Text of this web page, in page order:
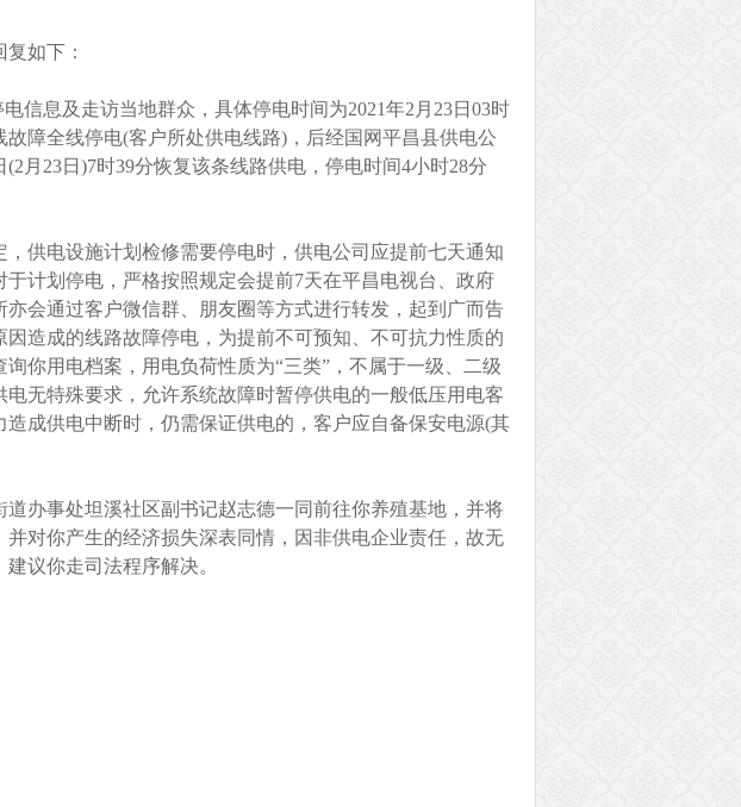
如下：
信息及走访当地群众，具体停电时间为2021年2月23日03时
障全线停电(客户所处供电线路)，后经国网平昌县供电公
月23日)7时39分恢复该条线路供电，停电时间4小时28分
供电设施计划检修需要停电时，供电公司应提前七天通知
计划停电，严格按照规定会提前7天在平昌电视台、政府
会通过客户微信群、朋友圈等方式进行转发，起到广而告
造成的线路故障停电，为提前不可预知、不可抗力性质的
你用电档案，用电负荷性质为“三类”，不属于一级、二级
无特殊要求，允许系统故障时暂停供电的一般低压用电客
成供电中断时，仍需保证供电的，客户应自备保安电源(其
办事处坦溪社区副书记赵志德一同前往你养殖基地，并将
并对你产生的经济损失深表同情，因非供电企业责任，故无
议你走司法程序解决。